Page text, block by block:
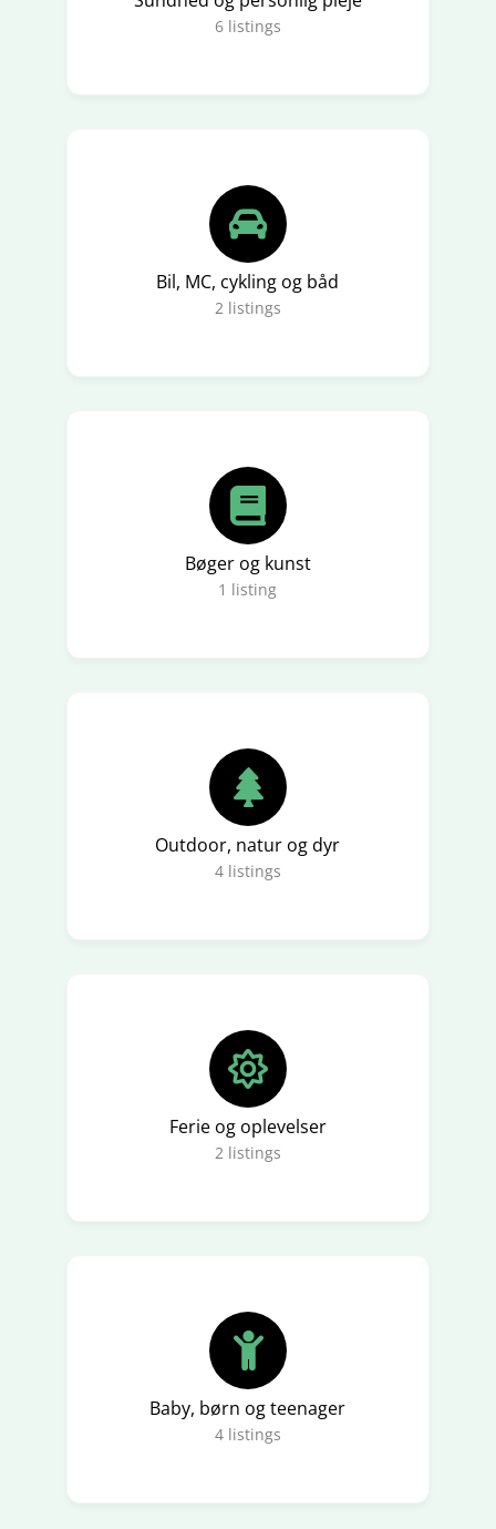
6 listings
Bil, MC, cykling og båd
2 listings
Bøger og kunst
1 listing
Outdoor, natur og dyr
4 listings
Ferie og oplevelser
2 listings
Baby, børn og teenager
4 listings